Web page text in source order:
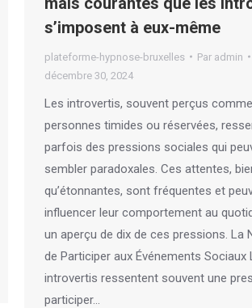
s’imposent à eux-même
plateforme-hypnose-bruxelles Par admin
décembre 30, 2024
Les introvertis, souvent perçus
personnes timides ou réservées,
parfois des pressions sociales qui
sembler paradoxales. Ces attentes,
qu’étonnantes, sont fréquentes et
influencer leur comportement au
un aperçu de dix de ces pressions. La
de Participer aux Événements Sociaux
introvertis ressentent souvent une
participer…